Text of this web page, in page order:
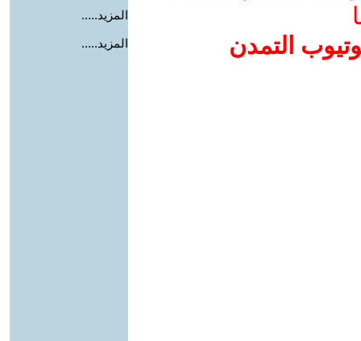
التمدن
المزيد.....
المزيد.....